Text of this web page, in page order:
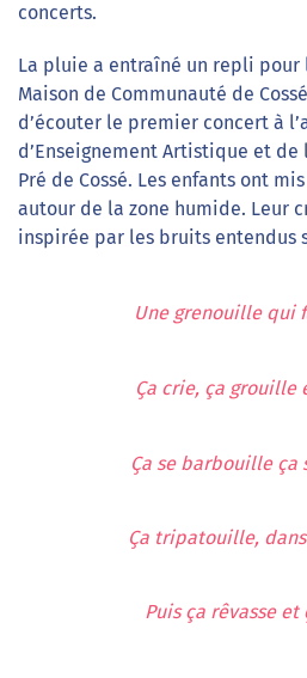
concerts.
La pluie a entraîné un repli
Maison de Communauté de
d’écouter le premier concert à
d’Enseignement Artistique et de
Pré de Cossé. Les enfants ont
autour de la zone humide. Leur
inspirée par les bruits entendus
Une grenouille qui
Ҫa crie, ça grouille
Ҫa se barbouille ça
Ҫa tripatouille,
Puis ça rêvasse et